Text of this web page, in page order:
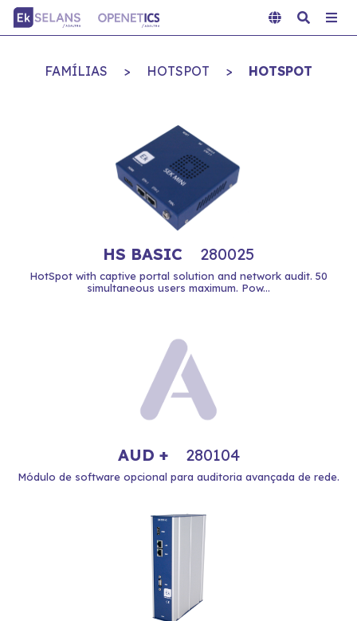
FAMÍLIAS > HOTSPOT > HOTSPOT
HS BASIC 280025
HotSpot with captive portal solution and network audit. 50
simultaneous users maximum. Pow...
AUD + 280104
Módulo de software opcional para auditoria avançada de rede.